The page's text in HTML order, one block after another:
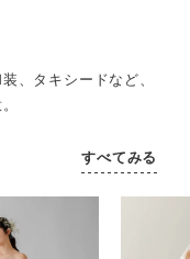
、タキシードなど、
すべてみる